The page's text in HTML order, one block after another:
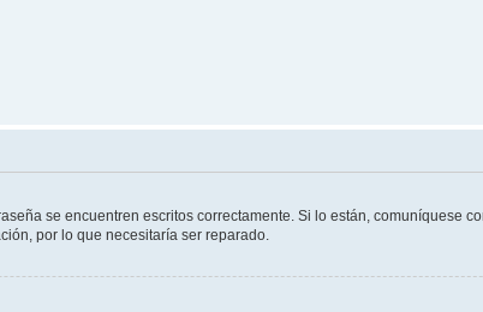
se encuentren escritos correctamente. Si lo están, comuníquese
por lo que necesitaría ser reparado.